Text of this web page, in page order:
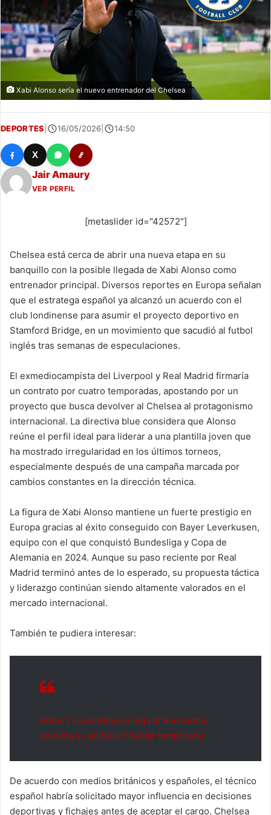
Xabi Alonso sería el nuevo entrenador del Chelsea
DEPORTES 16/05/2026 14:50
X
Jair Amaury
VER PERFIL
[metaslider id="42572"]
Chelsea está cerca de abrir una nueva etapa en su
banquillo con la posible llegada de Xabi Alonso como
entrenador principal. Diversos reportes en Europa señalan
que el estratega español ya alcanzó un acuerdo con el
club londinense para asumir el proyecto deportivo en
Stamford Bridge, en un movimiento que sacudió al futbol
inglés tras semanas de especulaciones.
El exmediocampista del Liverpool y Real Madrid firmaría
un contrato por cuatro temporadas, apostando por un
proyecto que busca devolver al Chelsea al protagonismo
internacional. La directiva blue considera que Alonso
reúne el perfil ideal para liderar a una plantilla joven que
ha mostrado irregularidad en los últimos torneos,
especialmente después de una campaña marcada por
cambios constantes en la dirección técnica.
La figura de Xabi Alonso mantiene un fuerte prestigio en
Europa gracias al éxito conseguido con Bayer Leverkusen,
equipo con el que conquistó Bundesliga y Copa de
Alemania en 2024. Aunque su paso reciente por Real
Madrid terminó antes de lo esperado, su propuesta táctica
y liderazgo continúan siendo altamente valorados en el
mercado internacional.
También te pudiera interesar:
Robert Lewandowski deja al Barcelona,
anuncia su adiós al final de temporada
De acuerdo con medios británicos y españoles, el técnico
español habría solicitado mayor influencia en decisiones
deportivas y fichajes antes de aceptar el cargo. Chelsea